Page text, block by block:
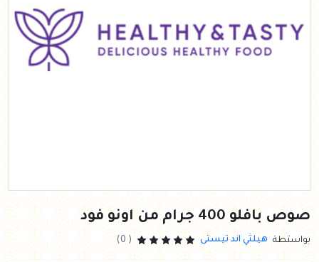
صوص بافلو 400 جرام من اونو فود
بواستطة هيلثي اند تيستى ( 0)